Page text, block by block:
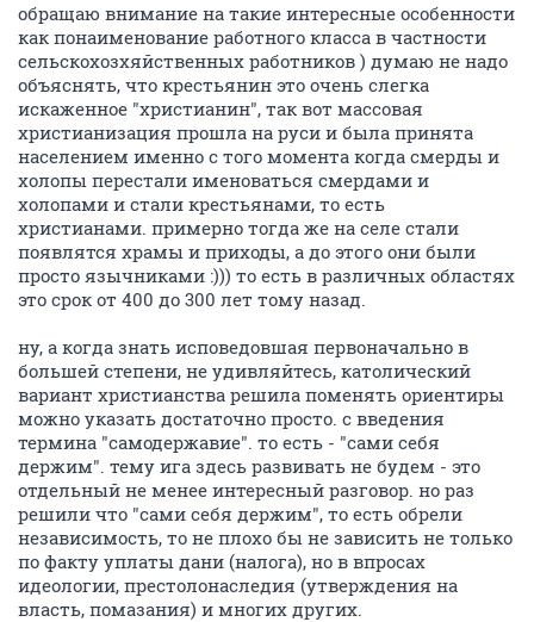
обращаю внимание на такие интересные особенности
как понаименование работного класса в частности
сельскохозхяйственных работников ) думаю не надо
объяснять, что крестьянин это очень слегка
искаженное "христианин", так вот массовая
христианизация прошла на руси и была принята
населением именно с того момента когда смерды и
холопы перестали именоваться смердами и
холопами и стали крестьянами, то есть
христианами. примерно тогда же на селе стали
появлятся храмы и приходы, а до этого они были
просто язычниками :))) то есть в различных областях
это срок от 400 до 300 лет тому назад.
ну, а когда знать исповедовшая первоначально в
большей степени, не удивляйтесь, католический
вариант христианства решила поменять ориентиры
можно указать достаточно просто. с введения
термина "самодержавие". то есть - "сами себя
держим". тему ига здесь развивать не будем - это
отдельный не менее интересный разговор. но раз
решили что "сами себя держим", то есть обрели
независимость, то не плохо бы не зависить не только
по факту уплаты дани (налога), но в впросах
идеологии, престолонаследия (утверждения на
власть, помазания) и многих других.